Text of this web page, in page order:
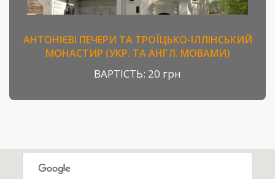
АНТОНІЄВІ ПЕЧЕРИ ТА ТРОЇЦЬКО-ІЛЛІНСЬКИЙ
МОНАСТИР (УКР. ТА АНГЛ. МОВАМИ)
ВАРТІСТЬ: 20 грн